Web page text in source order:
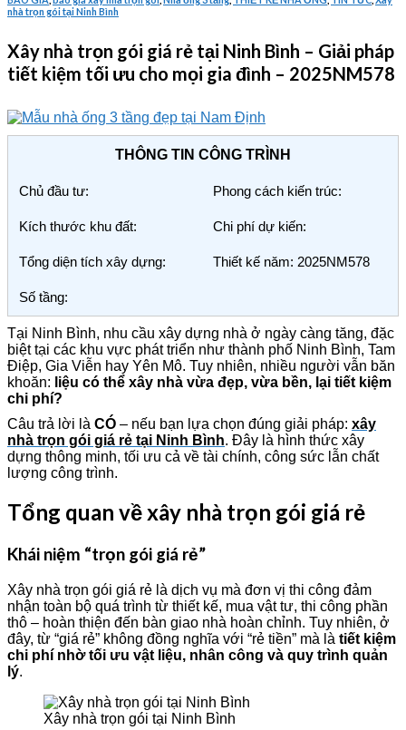
nhà trọn gói tại Ninh Bình
Xây nhà trọn gói giá rẻ tại Ninh Bình – Giải pháp
tiết kiệm tối ưu cho mọi gia đình – 2025NM578
THÔNG TIN CÔNG TRÌNH
Chủ đầu tư: Phong cách kiến trúc:
Kích thước khu đất: Chi phí dự kiến:
Tổng diện tích xây dựng: Thiết kế năm: 2025NM578
Số tầng:
Tại Ninh Bình, nhu cầu xây dựng nhà ở ngày càng tăng, đặc
biệt tại các khu vực phát triển như thành phố Ninh Bình, Tam
Điệp, Gia Viễn hay Yên Mô. Tuy nhiên, nhiều người vẫn băn
khoăn: liệu có thể xây nhà vừa đẹp, vừa bền, lại tiết kiệm
chi phí?
Câu trả lời là CÓ – nếu bạn lựa chọn đúng giải pháp: xây
nhà trọn gói giá rẻ tại Ninh Bình. Đây là hình thức xây
dựng thông minh, tối ưu cả về tài chính, công sức lẫn chất
lượng công trình.
Tổng quan về xây nhà trọn gói giá rẻ
Khái niệm “trọn gói giá rẻ”
Xây nhà trọn gói giá rẻ là dịch vụ mà đơn vị thi công đảm
nhận toàn bộ quá trình từ thiết kế, mua vật tư, thi công phần
thô – hoàn thiện đến bàn giao nhà hoàn chỉnh. Tuy nhiên, ở
đây, từ “giá rẻ” không đồng nghĩa với “rẻ tiền” mà là tiết kiệm
chi phí nhờ tối ưu vật liệu, nhân công và quy trình quản
lý.
Xây nhà trọn gói tại Ninh Bình